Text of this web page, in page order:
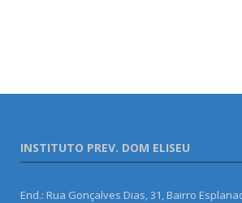
INSTITUTO PREV. DOM ELISEU
End.: Rua Gonçalves Dias, 31, Bairro